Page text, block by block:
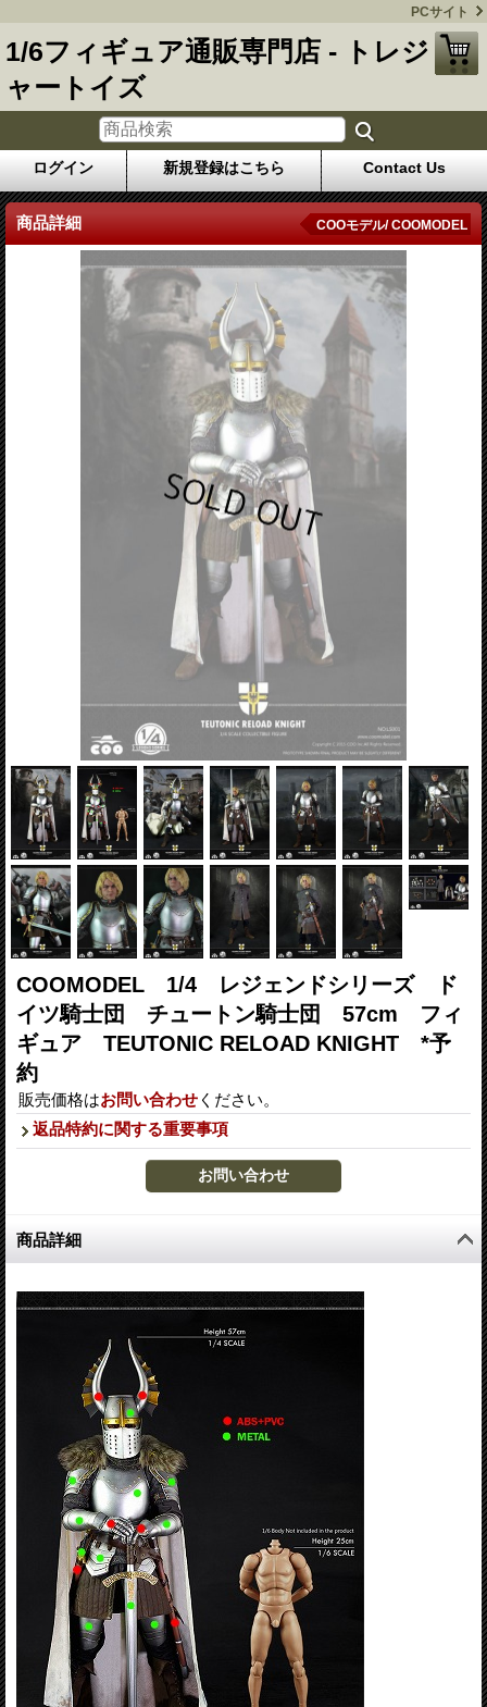
PCサイト
1/6フィギュア通販専門店 - トレジ
ャートイズ
ログイン 新規登録はこちら Contact Us
商品詳細 COOモデル/ COOMODEL
COOMODEL 1/4 レジェンドシリーズ ド
イツ騎士団 チュートン騎士団 57cm フィ
ギュア TEUTONIC RELOAD KNIGHT *予
約
販売価格はお問い合わせ ください。
返品特約に関する重要事項
商品詳細